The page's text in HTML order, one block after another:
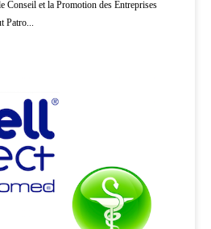
Conseil et la Promotion des Entreprises
Patro...